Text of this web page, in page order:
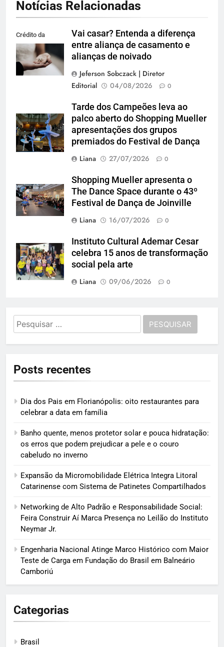
Notícias Relacionadas
Crédito da
imagem: Pexels
Vai casar? Entenda a diferença
entre aliança de casamento e
alianças de noivado
Jeferson Sobczack | Diretor
Editorial
04/08/2026 0
Tarde dos Campeões leva ao
palco aberto do Shopping Mueller
apresentações dos grupos
premiados do Festival de Dança
Liana
27/07/2026 0
Shopping Mueller apresenta o
The Dance Space durante o 43º
Festival de Dança de Joinville
Liana
16/07/2026 0
Instituto Cultural Ademar Cesar
celebra 15 anos de transformação
social pela arte
Liana
09/06/2026 0
Pesquisar
por:
Posts recentes
Dia dos Pais em Florianópolis: oito restaurantes para
celebrar a data em família
Banho quente, menos protetor solar e pouca hidratação:
os erros que podem prejudicar a pele e o couro
cabeludo no inverno
Expansão da Micromobilidade Elétrica Integra Litoral
Catarinense com Sistema de Patinetes Compartilhados
Networking de Alto Padrão e Responsabilidade Social:
Feira Construir Aí Marca Presença no Leilão do Instituto
Neymar Jr.
Engenharia Nacional Atinge Marco Histórico com Maior
Teste de Carga em Fundação do Brasil em Balneário
Camboriú
Categorias
Brasil